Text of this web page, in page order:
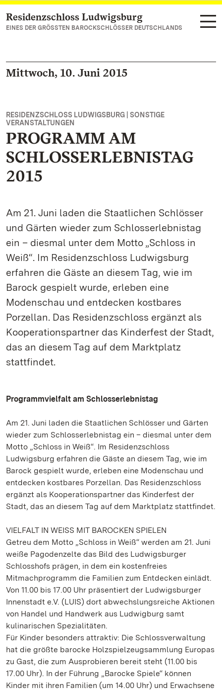
Zum Hauptinhalt springen
Residenzschloss Ludwigsburg
EINES DER GRÖSSTEN BAROCKSCHLÖSSER DEUTSCHLANDS
Mittwoch, 10. Juni 2015
RESIDENZSCHLOSS LUDWIGSBURG | SONSTIGE
VERANSTALTUNGEN
PROGRAMM AM
SCHLOSSERLEBNISTAG
2015
Am 21. Juni laden die Staatlichen Schlösser
und Gärten wieder zum Schlosserlebnistag
ein – diesmal unter dem Motto „Schloss in
Weiß“. Im Residenzschloss Ludwigsburg
erfahren die Gäste an diesem Tag, wie im
Barock gespielt wurde, erleben eine
Modenschau und entdecken kostbares
Porzellan. Das Residenzschloss ergänzt als
Kooperationspartner das Kinderfest der Stadt,
das an diesem Tag auf dem Marktplatz
stattfindet.
Programmvielfalt am Schlosserlebnistag
Am 21. Juni laden die Staatlichen Schlösser und Gärten
wieder zum Schlosserlebnistag ein – diesmal unter dem
Motto „Schloss in Weiß“. Im Residenzschloss
Ludwigsburg erfahren die Gäste an diesem Tag, wie im
Barock gespielt wurde, erleben eine Modenschau und
entdecken kostbares Porzellan. Das Residenzschloss
ergänzt als Kooperationspartner das Kinderfest der
Stadt, das an diesem Tag auf dem Marktplatz stattfindet.
VIELFALT IN WEISS MIT BAROCKEN SPIELEN
Getreu dem Motto „Schloss in Weiß“ werden am 21. Juni
weiße Pagodenzelte das Bild des Ludwigsburger
Schlosshofs prägen, in dem ein kostenfreies
Mitmachprogramm die Familien zum Entdecken einlädt.
Von 11.00 bis 17.00 Uhr präsentiert der Ludwigsburger
Innenstadt e.V. (LUIS) dort abwechslungsreiche Aktionen
von Handel und Handwerk aus Ludwigburg samt
kulinarischen Spezialitäten.
Für Kinder besonders attraktiv: Die Schlossverwaltung
hat die größte barocke Holzspielzeugsammlung Europas
zu Gast, die zum Ausprobieren bereit steht (11.00 bis
17.00 Uhr). In der Führung „Barocke Spiele“ können
Kinder mit ihren Familien (um 14.00 Uhr) und Erwachsene